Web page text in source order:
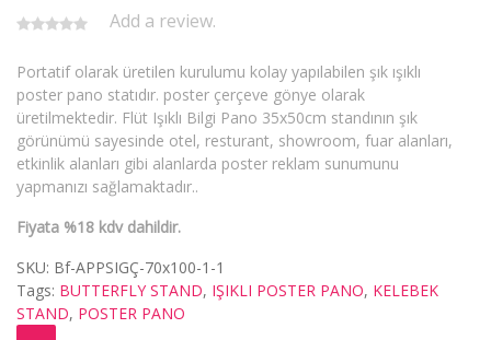
Add a review.
Portatif olarak üretilen kurulumu kolay yapılabilen şık ışıklı
poster pano statıdır. poster çerçeve gönye olarak
üretilmektedir. Flüt Işıklı Bilgi Pano 35x50cm standının şık
görünümü sayesinde otel, resturant, showroom, fuar alanları,
etkinlik alanları gibi alanlarda poster reklam sunumunu
yapmanızı sağlamaktadır..
Fiyata %18 kdv dahildir.
SKU: Bf-APPSIGÇ-70x100-1-1
Tags: BUTTERFLY STAND, IŞIKLI POSTER PANO, KELEBEK
STAND, POSTER PANO